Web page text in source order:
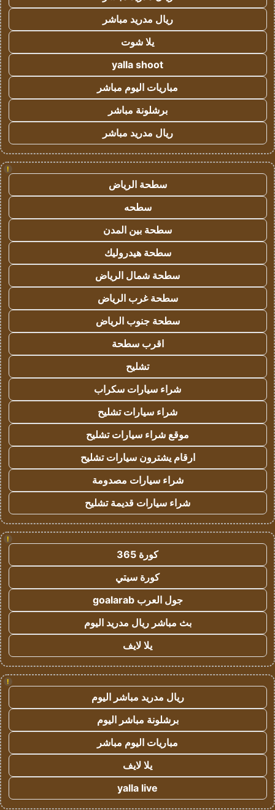
ريال مدريد مباشر
يلا شوت
yalla shoot
مباريات اليوم مباشر
برشلونة مباشر
ريال مدريد مباشر
!
سطحة الرياض
سطحه
سطحة بين المدن
سطحة هيدروليك
سطحة شمال الرياض
سطحة غرب الرياض
سطحة جنوب الرياض
اقرب سطحة
تشليح
شراء سيارات سكراب
شراء سيارات تشليح
موقع شراء سيارات تشليح
ارقام يشترون سيارات تشليح
شراء سيارات مصدومة
شراء سيارات قديمة تشليح
!
كورة 365
كورة سيتي
جول العرب goalarab
بث مباشر ريال مدريد اليوم
يلا لايف
!
ريال مدريد مباشر اليوم
برشلونة مباشر اليوم
مباريات اليوم مباشر
يلا لايف
yalla live